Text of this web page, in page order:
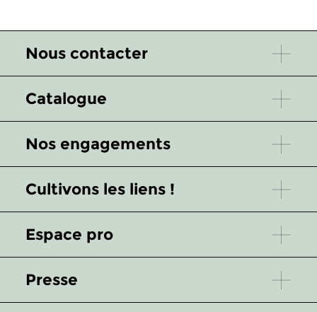
Nous contacter
Catalogue
Nos engagements
Cultivons les liens !
Espace pro
Presse